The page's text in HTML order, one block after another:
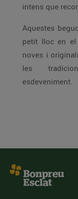
intens que
Aquestes
petit lloc en el
noves i
les
esdeveniment.